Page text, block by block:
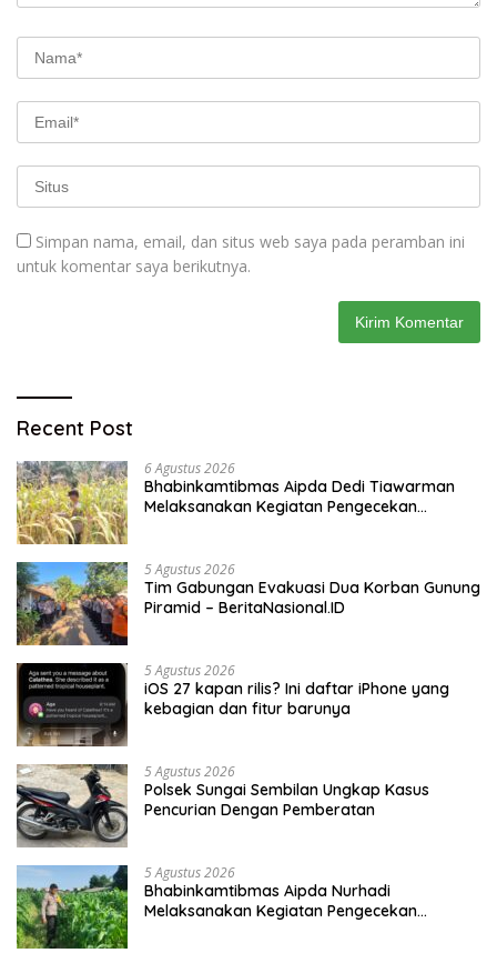
Simpan nama, email, dan situs web saya pada peramban ini
untuk komentar saya berikutnya.
Recent Post
6 Agustus 2026
Bhabinkamtibmas Aipda Dedi Tiawarman
Melaksanakan Kegiatan Pengecekan
5 Agustus 2026
Tim Gabungan Evakuasi Dua Korban Gunung
Piramid – BeritaNasional.ID
5 Agustus 2026
iOS 27 kapan rilis? Ini daftar iPhone yang
kebagian dan fitur barunya
5 Agustus 2026
Polsek Sungai Sembilan Ungkap Kasus
Pencurian Dengan Pemberatan
5 Agustus 2026
Bhabinkamtibmas Aipda Nurhadi
Melaksanakan Kegiatan Pengecekan